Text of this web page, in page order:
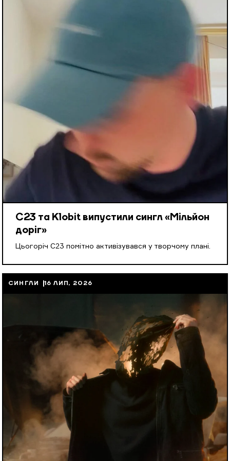
С23 та Klobit випустили сингл «Мільйон
доріг»
Цьогоріч С23 помітно активізувався у творчому плані.
СИНГЛИ 16 ЛИП, 2026